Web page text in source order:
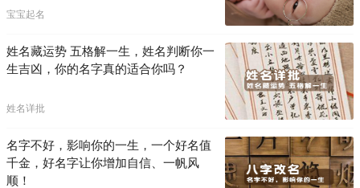
宝宝起名
姓名藏运势 五格解一生，姓名判断你一
生吉凶，你的名字真的适合你吗？
姓名详批
名字不好，影响你的一生，一个好名值
千金，好名字让你增加自信、一帆风
顺！